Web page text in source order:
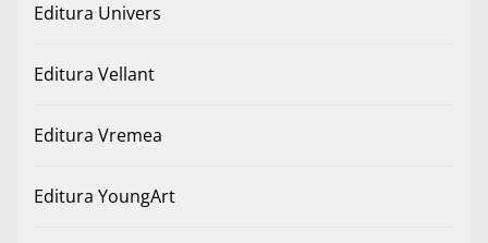
Editura Univers
Editura Vellant
Editura Vremea
Editura YoungArt